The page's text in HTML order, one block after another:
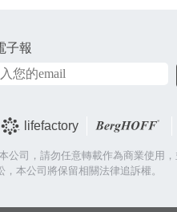
子報
lifefactory
公司，請勿任意轉載作為商業使用
本公司將保留相關法律追訴權。